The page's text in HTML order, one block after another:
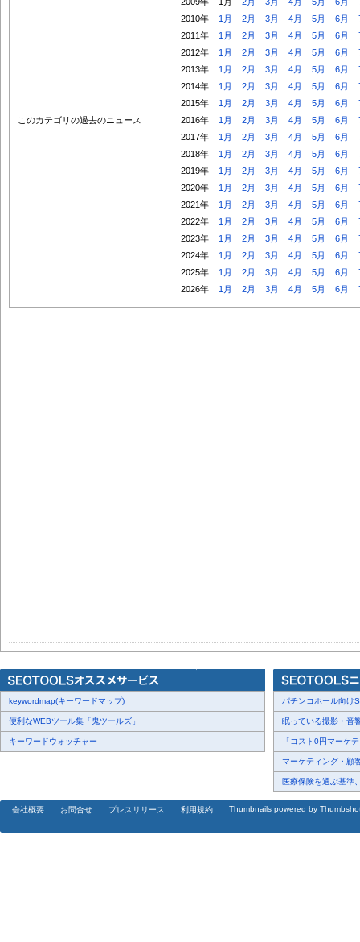
このカテゴリの過去のニュース
2010年
1月 2月 3月 4月 5月 6月
2011年
1月 2月 3月 4月 5月 6月
2012年
1月 2月 3月 4月 5月 6月
2013年
1月 2月 3月 4月 5月 6月
2014年
1月 2月 3月 4月 5月 6月
2015年
1月 2月 3月 4月 5月 6月
2016年
1月 2月 3月 4月 5月 6月
2017年
1月 2月 3月 4月 5月 6月
2018年
1月 2月 3月 4月 5月 6月
2019年
1月 2月 3月 4月 5月 6月
2020年
1月 2月 3月 4月 5月 6月
2021年
1月 2月 3月 4月 5月 6月
2022年
1月 2月 3月 4月 5月 6月
2023年
1月 2月 3月 4月 5月 6月
2024年
1月 2月 3月 4月 5月 6月
2025年
1月 2月 3月 4月 5月 6月
2026年
1月 2月 3月 4月 5月 6月
keywordmap(キーワードマップ)
便利なWEBツール集「鬼ツールズ」
キーワードウォッチャー
パチンコホール向け
眠っている撮影・音
「コスト0円マーケ
マーケティング・顧
医療保険を選ぶ基準
会社概要 お問合せ プレスリリース 利用規約 Thumbnails powered by